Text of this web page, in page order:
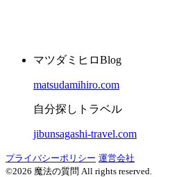
マツダミヒロBlog
matsudamihiro.com
自分探しトラベル
jibunsagashi-travel.com
プライバシーポリシー 運営会社
©2026 魔法の質問 All rights reserved.